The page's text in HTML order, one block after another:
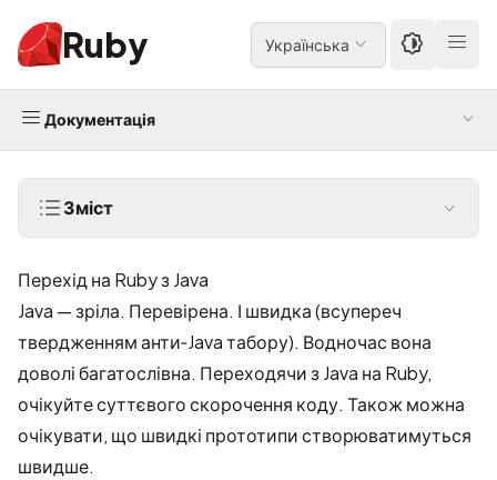
Ruby Українська
Документація
Зміст
Перехід на Ruby з Java
Java — зріла. Перевірена. І швидка (всупереч
твердженням анти‑Java табору). Водночас вона
доволі багатослівна. Переходячи з Java на Ruby,
очікуйте суттєвого скорочення коду. Також можна
очікувати, що швидкі прототипи створюватимуться
швидше.